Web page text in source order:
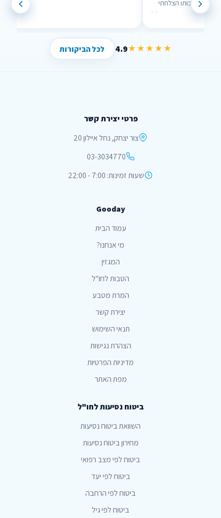
★★★★★
4.9 לכל הביקורות
פרטי יצירת קשר
צור יצחק, נחל איילון 20
03-3034770
שעות זמינות: 7:00 - 22:00
Gooday
עמוד הבית
מי אנחנו?
המגזין
הטבות לחו"ל
המרת מטבע
יצירת קשר
תנאי השימוש
הצהרת נגישות
מדיניות הפרטיות
מפת האתר
ביטוח נסיעות לחו"ל
השוואת ביטוח נסיעות
מחירון ביטוח נסיעות
ביטוח לפי מצב רפואי
ביטוח לפי יעד
ביטוח לפי הרחבה
ביטוח לפי גיל